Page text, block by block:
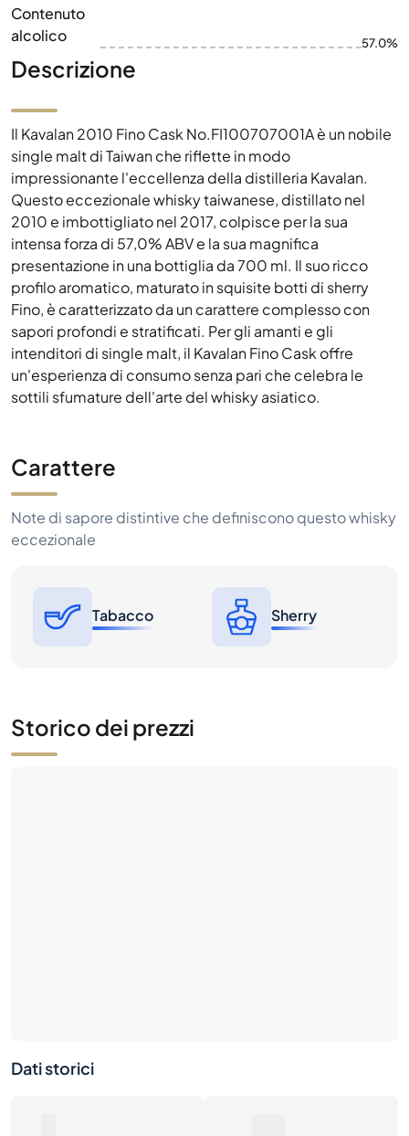
Contenuto
alcolico
57.0%
Descrizione
Il Kavalan 2010 Fino Cask No.FI100707001A è un nobile
single malt di Taiwan che riflette in modo
impressionante l'eccellenza della distilleria Kavalan.
Questo eccezionale whisky taiwanese, distillato nel
2010 e imbottigliato nel 2017, colpisce per la sua
intensa forza di 57,0% ABV e la sua magnifica
presentazione in una bottiglia da 700 ml. Il suo ricco
profilo aromatico, maturato in squisite botti di sherry
Fino, è caratterizzato da un carattere complesso con
sapori profondi e stratificati. Per gli amanti e gli
intenditori di single malt, il Kavalan Fino Cask offre
un'esperienza di consumo senza pari che celebra le
sottili sfumature dell'arte del whisky asiatico.
Carattere
Note di sapore distintive che definiscono questo whisky
eccezionale
Tabacco Sherry
Storico dei prezzi
Dati storici